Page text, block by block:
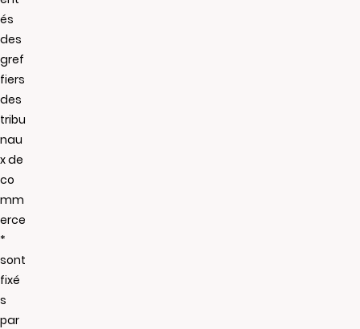
és
des
gref
fiers
des
tribu
nau
x de
co
mm
erce
*
sont
fixé
s
par